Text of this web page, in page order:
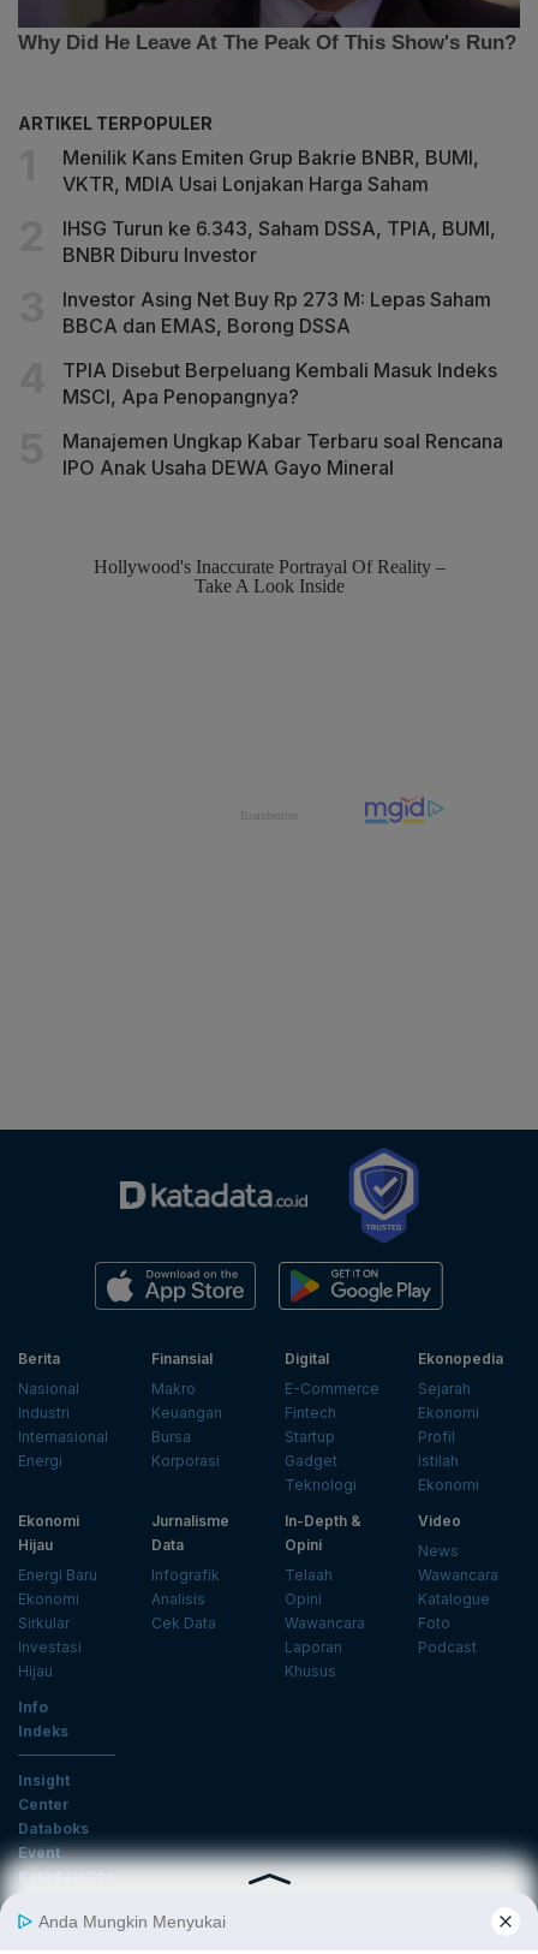
ARTIKEL TERPOPULER
Menilik Kans Emiten Grup Bakrie BNBR, BUMI,
VKTR, MDIA Usai Lonjakan Harga Saham
IHSG Turun ke 6.343, Saham DSSA, TPIA, BUMI,
BNBR Diburu Investor
Investor Asing Net Buy Rp 273 M: Lepas Saham
BBCA dan EMAS, Borong DSSA
TPIA Disebut Berpeluang Kembali Masuk Indeks
MSCI, Apa Penopangnya?
Manajemen Ungkap Kabar Terbaru soal Rencana
IPO Anak Usaha DEWA Gayo Mineral
Berita
Nasional
Industri
Internasional
Energi
Finansial
Makro
Keuangan
Bursa
Korporasi
Digital
E-Commerce
Fintech
Startup
Gadget
Teknologi
Ekonopedia
Sejarah
Ekonomi
Profil
Istilah
Ekonomi
Ekonomi
Hijau
Energi Baru
Ekonomi
Sirkular
Investasi
Hijau
Jurnalisme
Data
Infografik
Analisis
Cek Data
In-Depth &
Opini
Telaah
Opini
Wawancara
Laporan
Khusus
Video
News
Wawancara
Katalogue
Foto
Podcast
Info
Indeks
Insight
Center
Databoks
Event
KatadataOto